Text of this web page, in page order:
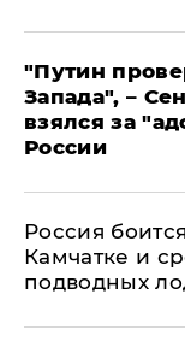
"Путин
Запада", –
взялся за
России
Россия
Камчатке и
подводных